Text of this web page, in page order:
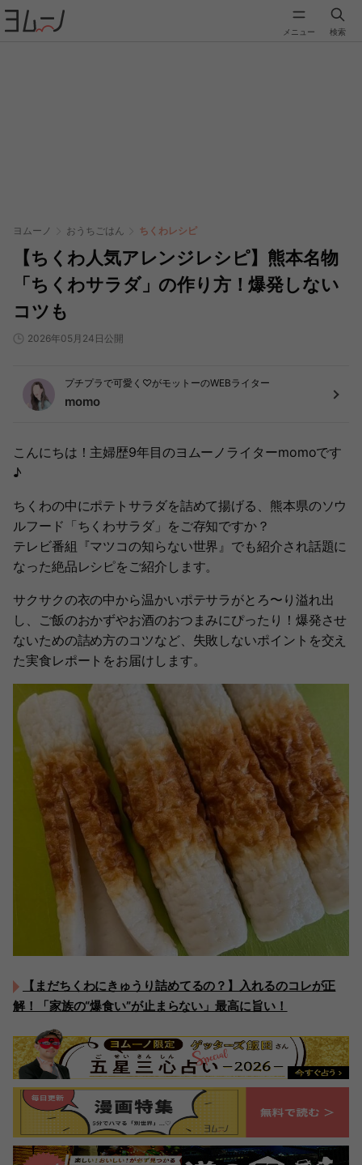
メニュー 検索
ヨムーノ おうちごはん ちくわレシピ
【ちくわ人気アレンジレシピ】熊本名物
「ちくわサラダ」の作り方！爆発しない
コツも
2026年05月24日公開
プチプラで可愛く♡がモットーのWEBライター
momo
こんにちは！主婦歴9年目のヨムーノライターmomoです
♪
ちくわの中にポテトサラダを詰めて揚げる、熊本県のソウ
ルフード「ちくわサラダ」をご存知ですか？
テレビ番組『マツコの知らない世界』でも紹介され話題に
なった絶品レシピをご紹介します。
サクサクの衣の中から温かいポテサラがとろ〜り溢れ出
し、ご飯のおかずやお酒のおつまみにぴったり！爆発させ
ないための詰め方のコツなど、失敗しないポイントを交え
た実食レポートをお届けします。
【まだちくわにきゅうり詰めてるの？】入れるのコレが正
解！「家族の“爆食い”が止まらない」最高に旨い！